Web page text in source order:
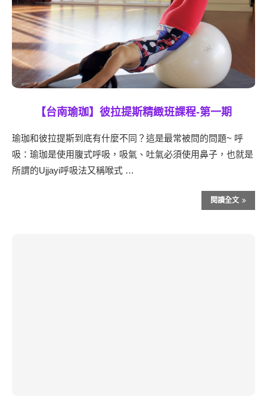
【台南瑜珈】彼拉提斯精緻班課程-第一期
瑜珈和彼拉提斯到底有什麼不同？這是最常被問的問題~ 呼
吸：瑜珈是使用腹式呼吸，吸氣、吐氣必須使用鼻子，也就是
所謂的Ujjayi呼吸法又稱喉式 …
閱讀全文